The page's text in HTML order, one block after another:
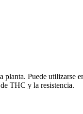
Puede utilizarse
THC y la resistencia.